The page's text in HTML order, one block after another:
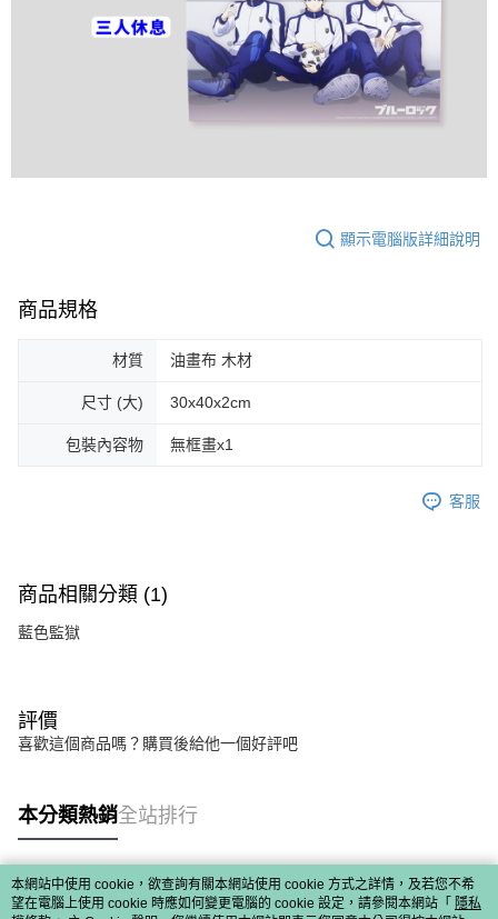
顯示電腦版詳細說明
商品規格
材質 油畫布 木材
尺寸 (大) 30x40x2cm
包裝內容物 無框畫x1
客服
商品相關分類 (1)
藍色監獄
評價
喜歡這個商品嗎？購買後給他一個好評吧
本分類熱銷全站排行
熱門標籤
本網站中使用 cookie，欲查詢有關本網站使用 cookie 方式之詳情，及若您不希
望在電腦上使用 cookie 時應如何變更電腦的 cookie 設定，請參閱本網站「 隱私